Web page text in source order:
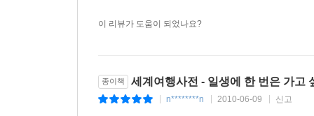
이 리뷰가 도움이 되었나요?
종이책 세계여행사전 - 일생에 한 번은 가고
n********n 2010-06-09 신고